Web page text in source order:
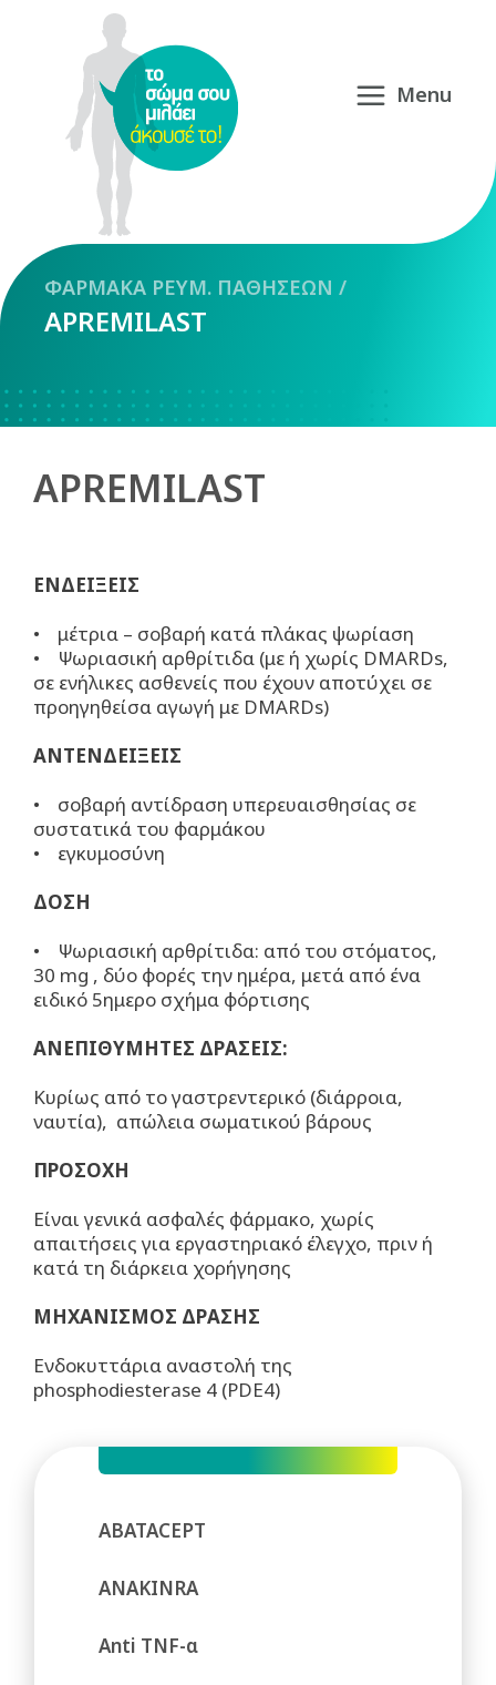
ΦΑΡΜΑΚΑ ΡΕΥΜ. ΠΑΘΗΣΕΩΝ /
APREMILAST
APREMILAST
ΕΝΔΕΙΞΕΙΣ
• μέτρια – σοβαρή κατά πλάκας ψωρίαση
• Ψωριασική αρθρίτιδα (με ή χωρίς DMARDs,
σε ενήλικες ασθενείς που έχουν αποτύχει σε
προηγηθείσα αγωγή με DMARDs)
ΑΝΤΕΝΔΕΙΞΕΙΣ
• σοβαρή αντίδραση υπερευαισθησίας σε
συστατικά του φαρμάκου
• εγκυμοσύνη
ΔΟΣΗ
• Ψωριασική αρθρίτιδα: από του στόματος,
30 mg , δύο φορές την ημέρα, μετά από ένα
ειδικό 5ημερο σχήμα φόρτισης
ΑΝΕΠΙΘΥΜΗΤΕΣ ΔΡΑΣΕΙΣ:
Κυρίως από το γαστρεντερικό (διάρροια,
ναυτία), απώλεια σωματικού βάρους
ΠΡΟΣΟΧΗ
Είναι γενικά ασφαλές φάρμακο, χωρίς
απαιτήσεις για εργαστηριακό έλεγχο, πριν ή
κατά τη διάρκεια χορήγησης
ΜΗΧΑΝΙΣΜΟΣ ΔΡΑΣΗΣ
Ενδοκυττάρια αναστολή της
phosphodiesterase 4 (PDE4)
ABATACEPT
ANAKINRA
Anti TNF-α